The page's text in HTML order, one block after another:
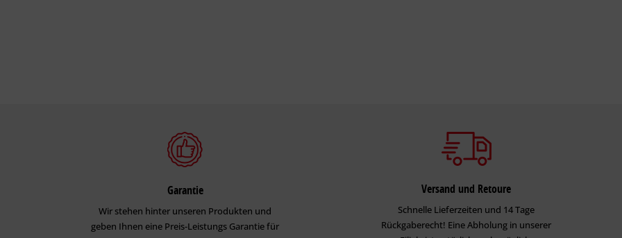
Garantie
Wir stehen hinter unseren Produkten und
geben Ihnen eine Preis-Leistungs Garantie für
Versand und Retoure
Schnelle Lieferzeiten und 14 Tage
Rückgaberecht! Eine Abholung in unserer